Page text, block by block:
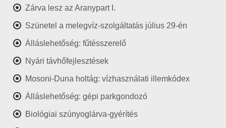
Zárva lesz az Aranypart I.
Szünetel a melegvíz-szolgáltatás július 29-én
Álláslehetőség: fűtésszerelő
Nyári távhőfejlesztések
Mosoni-Duna holtág: vízhasználati illemkódex
Álláslehetőség: gépi parkgondozó
Biológiai szúnyoglárva-gyérítés